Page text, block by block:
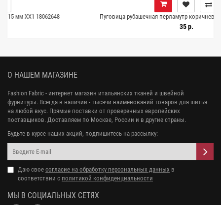
Пуговица рубашечная перламутр коричневая 12 мм XX1
О НАШЕМ МАГАЗИНЕ
Fashion Fabric - интернет магазин итальянских тканей и швейной
фурнитуры. Всегда в наличии - тысячи наименований товаров для шитья
на любой вкус. Прямые поставки от проверенных европейских
поставщиков. Доставляем по Москве, России и в другие страны.
Будьте в курсе наших акций, подпишитесь на рассылку:
Даю свое согласие на обработку персональных данных в
соответствии с политикой конфиденциальности
МЫ В СОЦИАЛЬНЫХ СЕТЯХ